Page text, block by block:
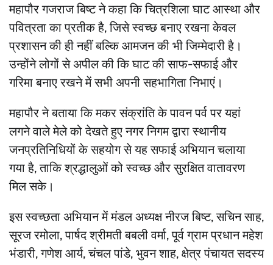
महापौर गजराज बिष्ट ने कहा कि चित्रशिला घाट आस्था और
पवित्रता का प्रतीक है, जिसे स्वच्छ बनाए रखना केवल
प्रशासन की ही नहीं बल्कि आमजन की भी जिम्मेदारी है।
उन्होंने लोगों से अपील की कि घाट की साफ-सफाई और
गरिमा बनाए रखने में सभी अपनी सहभागिता निभाएं।
महापौर ने बताया कि मकर संक्रांति के पावन पर्व पर यहां
लगने वाले मेले को देखते हुए नगर निगम द्वारा स्थानीय
जनप्रतिनिधियों के सहयोग से यह सफाई अभियान चलाया
गया है, ताकि श्रद्धालुओं को स्वच्छ और सुरक्षित वातावरण
मिल सके।
इस स्वच्छता अभियान में मंडल अध्यक्ष नीरज बिष्ट, सचिन साह,
सूरज रमोला, पार्षद श्रीमती बबली वर्मा, पूर्व ग्राम प्रधान महेश
भंडारी, गणेश आर्य, चंचल पांडे, भुवन शाह, क्षेत्र पंचायत सदस्य